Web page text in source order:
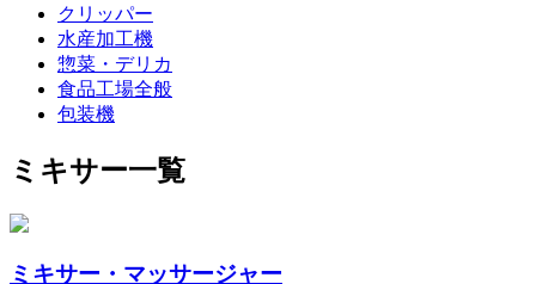
クリッパー
水産加工機
惣菜・デリカ
食品工場全般
包装機
ミキサー一覧
ミキサー・マッサージャー